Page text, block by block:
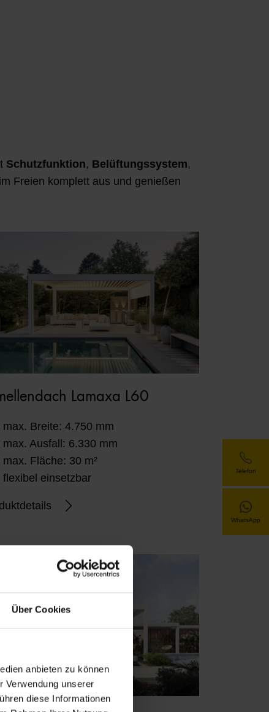
Über Cookies
anbieten zu können
Verwendung unserer
diese Informationen
Schutzfunktion, Belüftungssystem,
Freien komplett aus und genießen
Lamaxa L60
max. Breite: 4.750 mm
max. Ausfall: 6.330 mm
max. Fläche: 30 m²
flexibel einsetzbar
Telefon
WhatsApp